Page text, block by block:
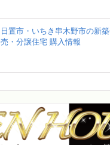
日置市・いちき串木野市の新
売・分譲住宅 購入情報